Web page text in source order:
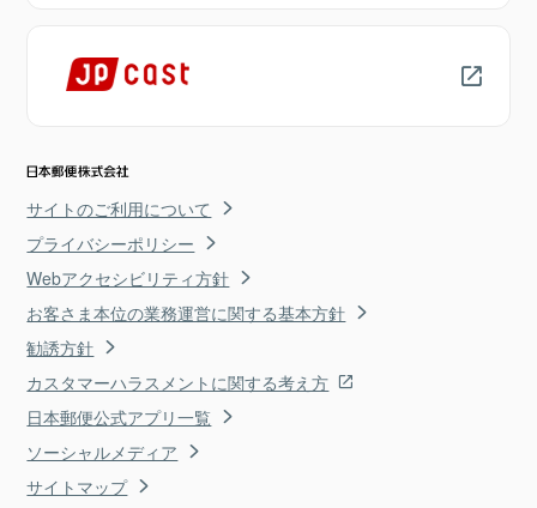
サイトのご利用について
プライバシーポリシー
Webアクセシビリティ方針
お客さま本位の業務運営に関する基本方針
勧誘方針
カスタマーハラスメントに関する考え方
日本郵便公式アプリ一覧
ソーシャルメディア
サイトマップ